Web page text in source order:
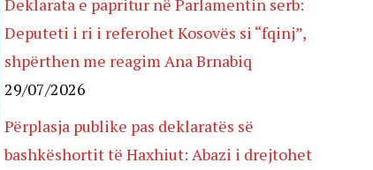
Deklarata e papritur në Parlamentin serb:
Deputeti i ri i referohet Kosovës si “fqinj”,
shpërthen me reagim Ana Brnabiq
29/07/2026
Përplasja publike pas deklaratës së
bashkëshortit të Haxhiut: Abazi i drejtohet